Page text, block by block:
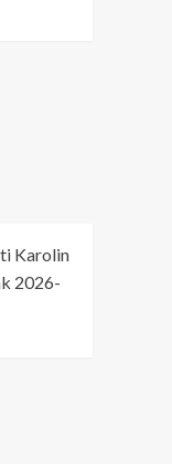
Karolin
2026-